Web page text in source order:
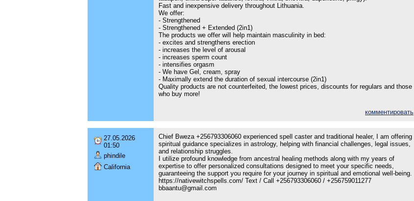
Fast and inexpensive delivery throughout Lithuania.
We offer:
- Strengthened
- Strengthened + Extended (2in1)
The products we offer will help maintain masculinity in bed:
- excites and strengthens erection
- increases the level of arousal
- increases sperm count
- intensifies orgasm
- We have Gel, cream, spray
- Maximally extend the duration of sexual intercourse (2in1)
Quality products are not counterfeited, the lowest prices, discounts for regulars and those
who buy more!
комментировать
27.05.2026
01:50
phindile
California
Chief Bweza +256793306060 experienced spell caster and traditional healer, I am offering
spiritual guidance specializes in astrology, helping with financial challenges, legal issues,
and relationship struggles.
I utilize profound knowledge from ancestral healing methods along with my years of
expertise to offer personalized consultations designed to meet your specific needs,
guaranteeing the support you require for your journey in spiritual and emotional well-being.
https://nativewitchspells.com/ Text / Call +256793306060 / +256759011277
bbaantu@gmail.com